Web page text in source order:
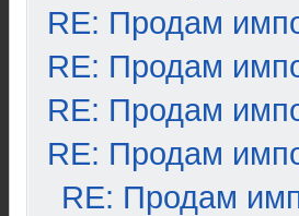
RE: Продам
RE: Продам
RE: Продам
RE: Продам
RE: Продам